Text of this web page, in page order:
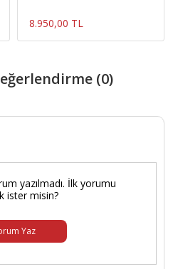
8.950,00 TL
(0)
yazılmadı. İlk yorumu
ister misin?
Yaz